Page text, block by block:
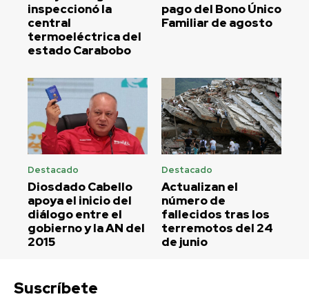
inspeccionó la
central
termoeléctrica del
estado Carabobo
pago del Bono Único
Familiar de agosto
Destacado
Diosdado Cabello
apoya el inicio del
diálogo entre el
gobierno y la AN del
2015
Destacado
Actualizan el
número de
fallecidos tras los
terremotos del 24
de junio
Suscríbete